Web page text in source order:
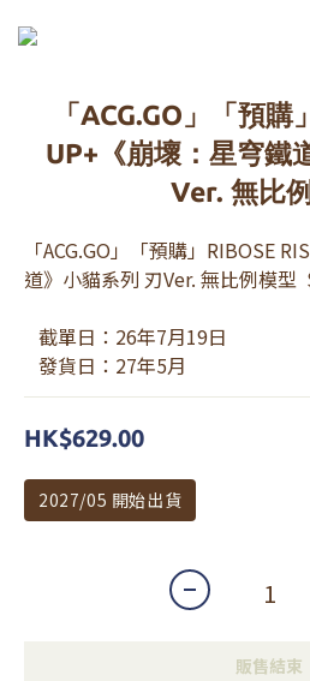
「ACG.GO」「預購
UP+《崩壞：星穹鐵
Ver. 無比
「ACG.GO」「預購」RIBOSE
道》小貓系列 刃Ver. 無比例模型
   截單日：26年7月19日
   發貨日：27年5月
HK$629.00
2027/05 開始出貨
販售結束